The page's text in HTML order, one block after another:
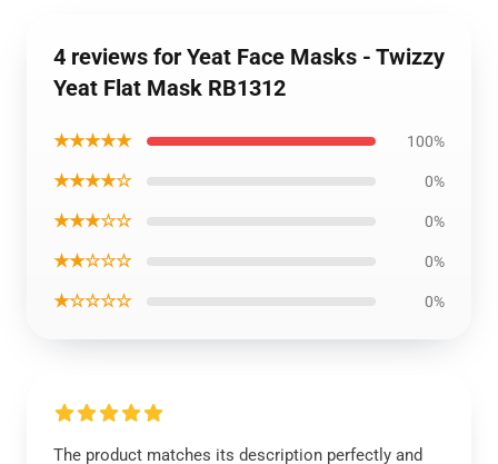
4 reviews for Yeat Face Masks - Twizzy
Yeat Flat Mask RB1312
★★★★★ 100%
★★★★☆ 0%
★★★☆☆ 0%
★★☆☆☆ 0%
★☆☆☆☆ 0%
The product matches its description perfectly and